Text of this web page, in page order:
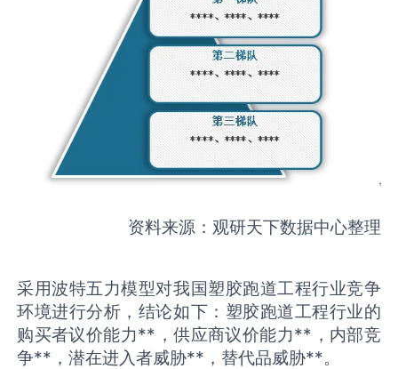
资料来源：观研天下数据中心整理
采用波特五力模型对我国塑胶跑道工程行业竞争
环境进行分析，结论如下：塑胶跑道工程行业的
购买者议价能力**，供应商议价能力**，内部竞
争**，潜在进入者威胁**，替代品威胁**。